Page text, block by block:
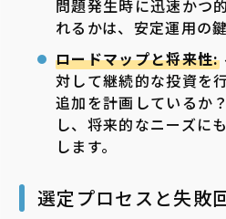
問題発生時に迅速かつ
れるかは、安定運用の
ロードマップと将来性:
対して継続的な投資を
追加を計画しているか
し、将来的なニーズに
します。
選定プロセスと失敗